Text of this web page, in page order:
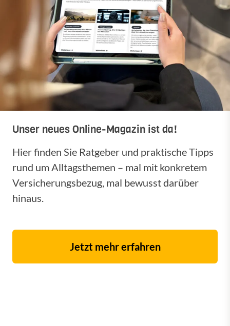
Unser neues Online-Magazin ist da!
Hier finden Sie Ratgeber und praktische Tipps
rund um Alltagsthemen – mal mit konkretem
Versicherungsbezug, mal bewusst darüber
hinaus.
Jetzt mehr erfahren